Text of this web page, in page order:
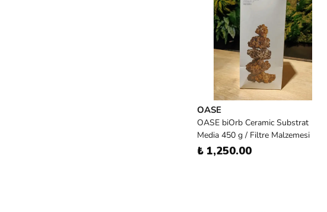
OASE
OASE biOrb Ceramic Substrat
Media 450 g / Filtre Malzemesi
₺ 1,250.00